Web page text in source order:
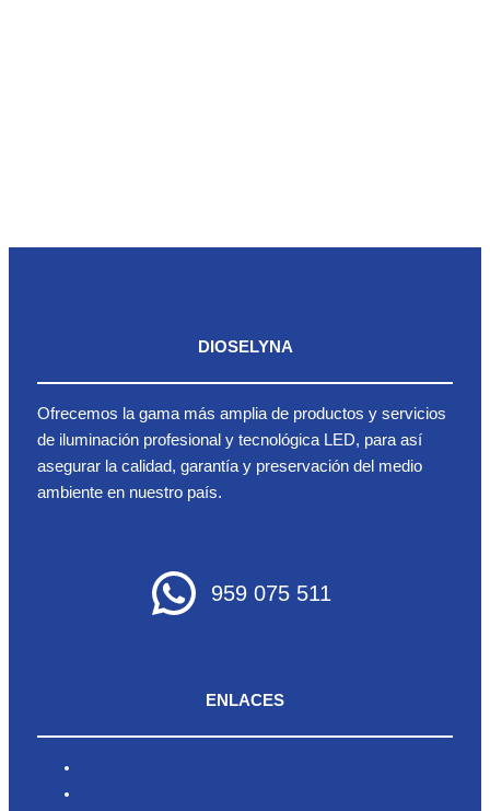
DIOSELYNA
Ofrecemos la gama más amplia de productos y servicios
de iluminación profesional y tecnológica LED, para así
asegurar la calidad, garantía y preservación del medio
ambiente en nuestro país.
959 075 511
ENLACES